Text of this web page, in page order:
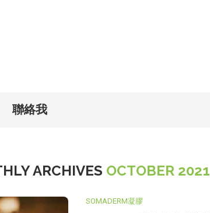
聯絡我
ARCHIVES OCTOBER 2021
SOMADERM凝膠